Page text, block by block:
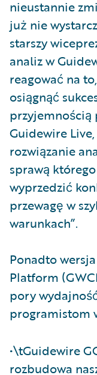
nieustannie
już nie
starszy
analiz w
reagować na
osiągnąć
przyjemnością
Guidewire
rozwiązanie
sprawą
wyprzedzić
przewagę w
warunkach”.
Ponadto
Platform
pory
programistom
•\tGuidewire
rozbudowa